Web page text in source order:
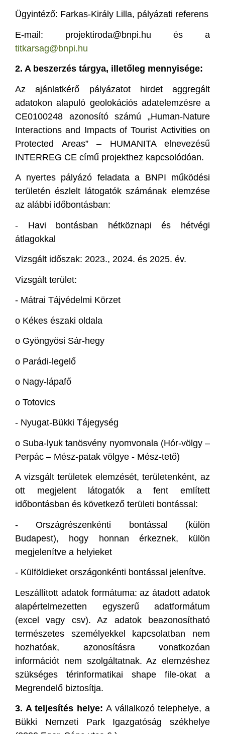
Ügyintéző: Farkas-Király Lilla, pályázati referens
E-mail: projektiroda@bnpi.hu és a
titkarsag@bnpi.hu
2. A beszerzés tárgya, illetőleg mennyisége:
Az ajánlatkérő pályázatot hirdet aggregált
adatokon alapuló geolokációs adatelemzésre a
CE0100248 azonosító számú „Human-Nature
Interactions and Impacts of Tourist Activities on
Protected Areas” – HUMANITA elnevezésű
INTERREG CE című projekthez kapcsolódóan.
A nyertes pályázó feladata a BNPI működési
területén észlelt látogatók számának elemzése
az alábbi időbontásban:
- Havi bontásban hétköznapi és hétvégi
átlagokkal
Vizsgált időszak: 2023., 2024. és 2025. év.
Vizsgált terület:
- Mátrai Tájvédelmi Körzet
o Kékes északi oldala
o Gyöngyösi Sár-hegy
o Parádi-legelő
o Nagy-lápafő
o Totovics
- Nyugat-Bükki Tájegység
o Suba-lyuk tanösvény nyomvonala (Hór-völgy –
Perpác – Mész-patak völgye - Mész-tető)
A vizsgált területek elemzését, területenként, az
ott megjelent látogatók a fent említett
időbontásban és következő területi bontással:
-Országrészenkénti bontással (külön
Budapest), hogy honnan érkeznek, külön
megjelenítve a helyieket
- Külföldieket országonkénti bontással jelenítve.
Leszállított adatok formátuma: az átadott adatok
alapértelmezetten egyszerű adatformátum
(excel vagy csv). Az adatok beazonosítható
természetes személyekkel kapcsolatban nem
hozhatóak, azonosításra vonatkozóan
információt nem szolgáltatnak. Az elemzéshez
szükséges térinformatikai shape file-okat a
Megrendelő biztosítja.
3. A teljesítés helye:A vállalkozó telephelye, a
Bükki Nemzeti Park Igazgatóság székhelye